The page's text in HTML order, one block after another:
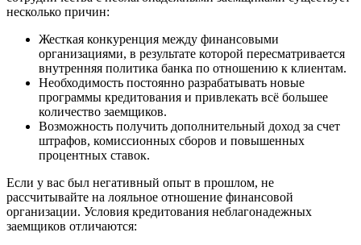
несколько причин:
Жесткая конкуренция между финансовыми
организациями, в результате которой пересматривается
внутренняя политика банка по отношению к клиентам.
Необходимость постоянно разрабатывать новые
программы кредитования и привлекать всё большее
количество заемщиков.
Возможность получить дополнительный доход за счет
штрафов, комиссионных сборов и повышенных
процентных ставок.
Если у вас был негативный опыт в прошлом, не
рассчитывайте на лояльное отношение финансовой
организации. Условия кредитования неблагонадежных
заемщиков отличаются: